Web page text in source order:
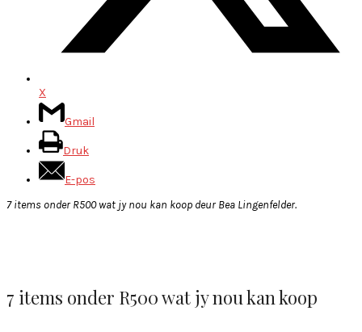
X
Gmail
Druk
E-pos
7 items onder R500 wat jy nou kan koop deur Bea Lingenfelder.
7 items onder R500 wat jy nou kan koop